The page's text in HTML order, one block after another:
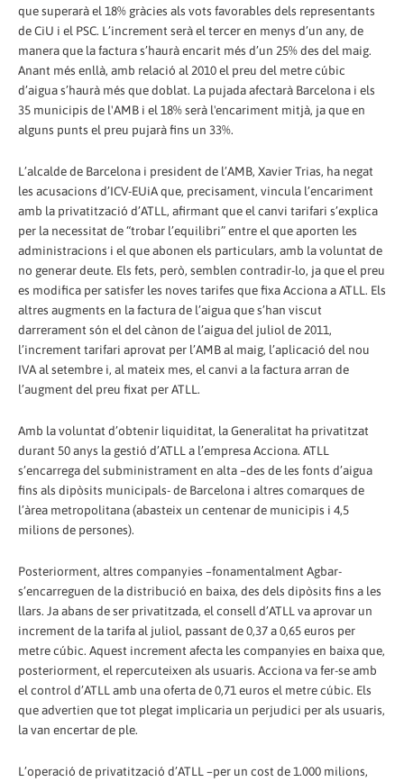
que superarà el 18% gràcies als vots favorables dels representants
de CiU i el PSC. L’increment serà el tercer en menys d’un any, de
manera que la factura s’haurà encarit més d’un 25% des del maig.
Anant més enllà, amb relació al 2010 el preu del metre cúbic
d’aigua s’haurà més que doblat. La pujada afectarà Barcelona i els
35 municipis de l'AMB i el 18% serà l'encariment mitjà, ja que en
alguns punts el preu pujarà fins un 33%.
L’alcalde de Barcelona i president de l’AMB, Xavier Trias, ha negat
les acusacions d’ICV-EUiA que, precisament, vincula l’encariment
amb la privatització d’ATLL, afirmant que el canvi tarifari s’explica
per la necessitat de “trobar l’equilibri” entre el que aporten les
administracions i el que abonen els particulars, amb la voluntat de
no generar deute. Els fets, però, semblen contradir-lo, ja que el preu
es modifica per satisfer les noves tarifes que fixa Acciona a ATLL. Els
altres augments en la factura de l’aigua que s’han viscut
darrerament són el del cànon de l’aigua del juliol de 2011,
l’increment tarifari aprovat per l’AMB al maig, l’aplicació del nou
IVA al setembre i, al mateix mes, el canvi a la factura arran de
l’augment del preu fixat per ATLL.
Amb la voluntat d’obtenir liquiditat, la Generalitat ha privatitzat
durant 50 anys la gestió d’ATLL a l’empresa Acciona. ATLL
s’encarrega del subministrament en alta –des de les fonts d’aigua
fins als dipòsits municipals- de Barcelona i altres comarques de
l’àrea metropolitana (abasteix un centenar de municipis i 4,5
milions de persones).
Posteriorment, altres companyies –fonamentalment Agbar-
s’encarreguen de la distribució en baixa, des dels dipòsits fins a les
llars. Ja abans de ser privatitzada, el consell d’ATLL va aprovar un
increment de la tarifa al juliol, passant de 0,37 a 0,65 euros per
metre cúbic. Aquest increment afecta les companyies en baixa que,
posteriorment, el repercuteixen als usuaris. Acciona va fer-se amb
el control d’ATLL amb una oferta de 0,71 euros el metre cúbic. Els
que advertien que tot plegat implicaria un perjudici per als usuaris,
la van encertar de ple.
L’operació de privatització d’ATLL –per un cost de 1.000 milions,